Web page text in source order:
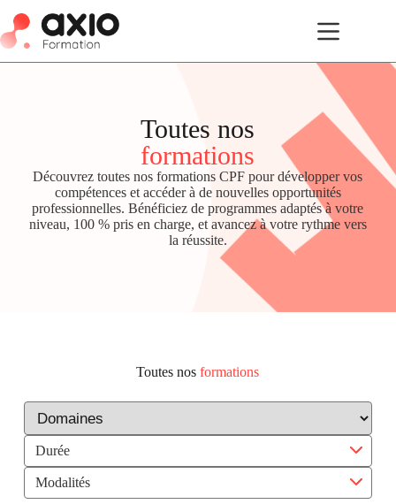
Toutes nos
formations
Découvrez toutes nos formations CPF pour développer vos
compétences et accéder à de nouvelles opportunités
professionnelles. Bénéficiez de programmes adaptés à votre
niveau, 100 % pris en charge, et avancez à votre rythme vers
la réussite.
Toutes nosformations
Durée
Modalités